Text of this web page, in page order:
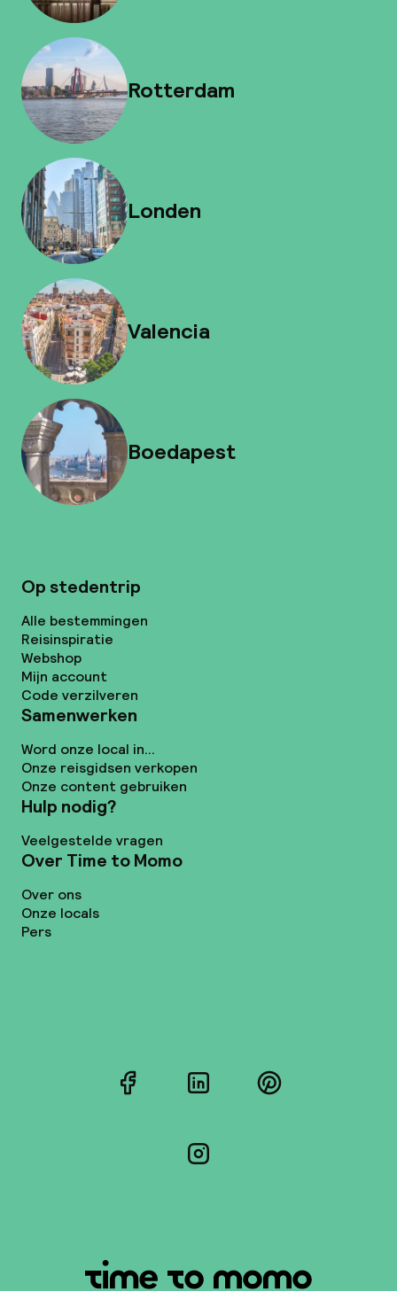
Rotterdam
Londen
Valencia
Boedapest
Op stedentrip
Alle bestemmingen
Reisinspiratie
Webshop
Mijn account
Code verzilveren
Samenwerken
Word onze local in...
Onze reisgidsen verkopen
Onze content gebruiken
Hulp nodig?
Veelgestelde vragen
Over Time to Momo
Over ons
Onze locals
Pers
FacebookLinkedInPinterest
Instagram